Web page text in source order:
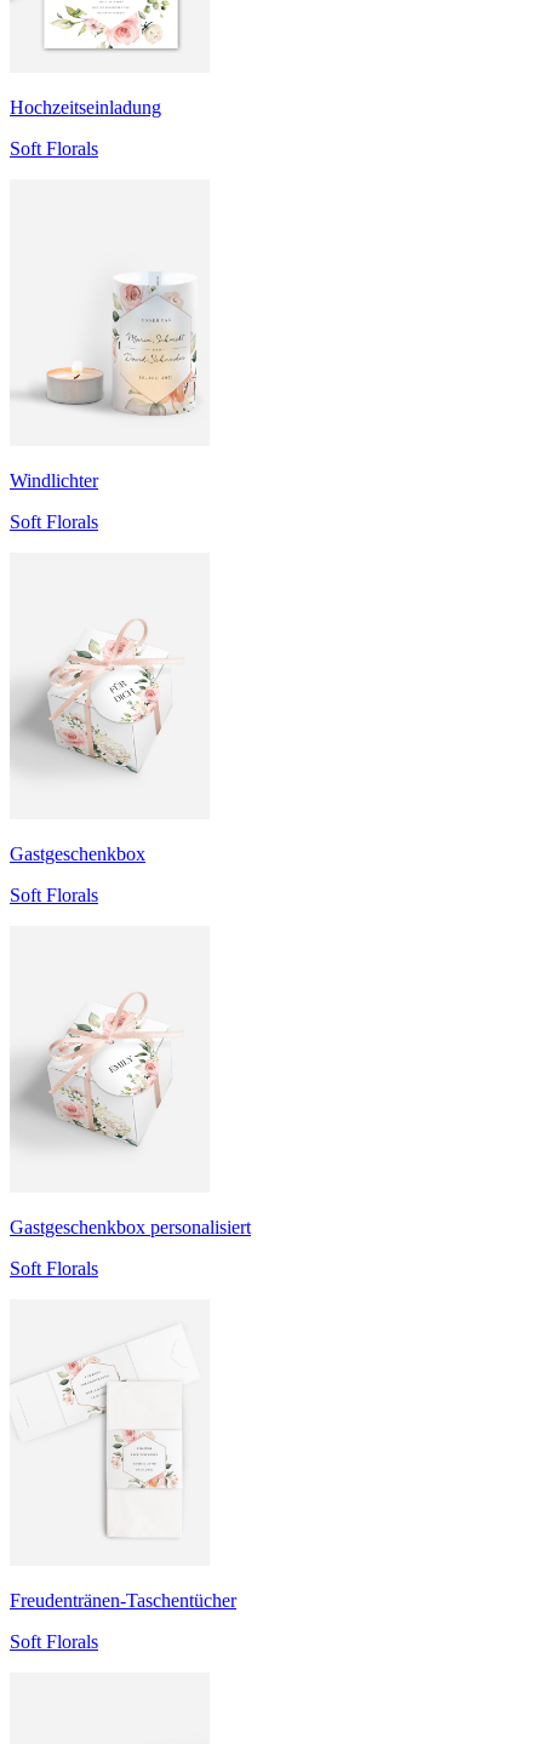
Hochzeitseinladung
Soft Florals
Windlichter
Soft Florals
Gastgeschenkbox
Soft Florals
Gastgeschenkbox personalisiert
Soft Florals
Freudentränen-Taschentücher
Soft Florals